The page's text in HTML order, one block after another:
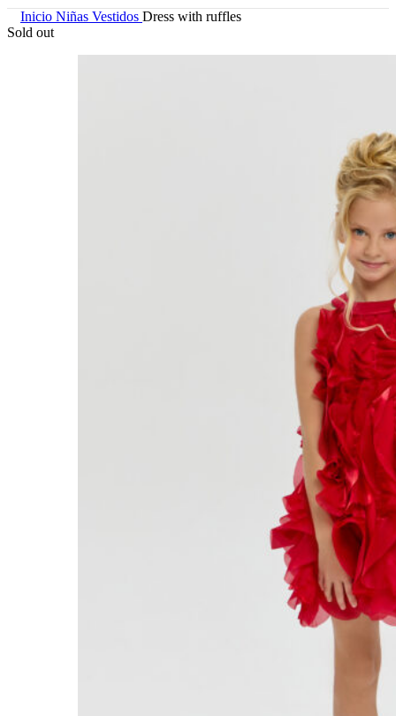
Inicio Niñas Vestidos Dress with ruffles
Sold out